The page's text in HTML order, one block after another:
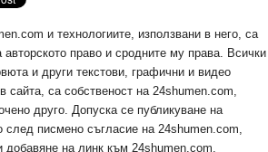
и технологиите, използвани в него, са
авторското право и сродните му права. Всички
и други текстови, графични и видео
сайта, са собственост на 24shumen.com,
друго. Допуска се публикуване на
след писмено съгласие на 24shumen.com,
добавяне на линк към 24shumen.com.